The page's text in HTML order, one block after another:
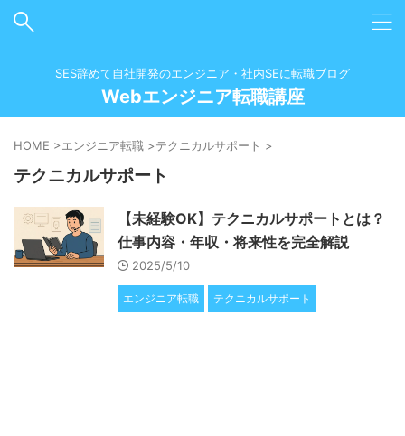
SES辞めて自社開発のエンジニア・社内SEに転職ブログ
Webエンジニア転職講座
HOME >エンジニア転職 >テクニカルサポート >
テクニカルサポート
【未経験OK】テクニカルサポートとは？
仕事内容・年収・将来性を完全解説
2025/5/10
エンジニア転職 テクニカルサポート